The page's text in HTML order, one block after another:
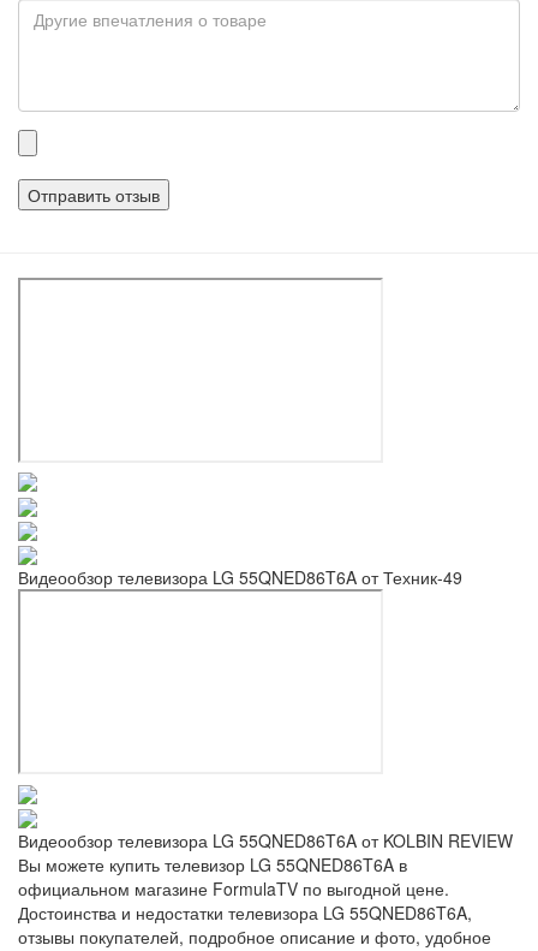
Прикрепленные
Видеообзор телевизора LG 55QNED86T6A от Техник-49
Видеообзор телевизора LG 55QNED86T6A от KOLBIN REVIEW
Вы можете купить телевизор LG 55QNED86T6A в
официальном магазине FormulaTV по выгодной цене.
Достоинства и недостатки телевизора LG 55QNED86T6A,
отзывы покупателей, подробное описание и фото, удобное